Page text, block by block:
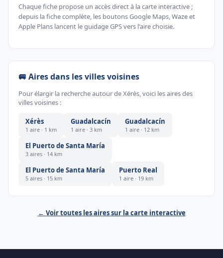
Chaque fiche propose un accès direct à la carte interactive ;
depuis la fiche complète, les boutons Google Maps, Waze et
Apple Plans lancent le guidage GPS vers l'aire choisie.
🚐 Aires dans les villes voisines
Pour élargir la recherche autour de Xérès, voici les aires des
villes voisines :
Xérès
1 aire · 1 km
Guadalcacín
1 aire · 3 km
Guadalcacín
1 aire · 12 km
El Puerto de Santa María
3 aires · 14 km
El Puerto de Santa María
5 aires · 15 km
Puerto Real
1 aire · 19 km
← Voir toutes les aires sur la carte interactive